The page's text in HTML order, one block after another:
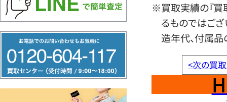
リ
ー
※買取実績の『買
るものではござ
造年代、付属品
<次の買